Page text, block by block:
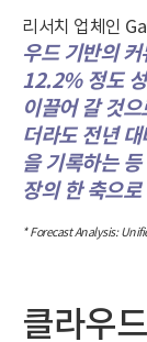
리서치 업체인
우드 기반의
12.2% 정도
이끌어 갈 것
더라도 전년
을 기록하는
장의 한 축으
* Forecast Analysis:
클라우